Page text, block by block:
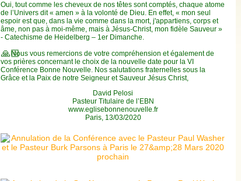
Oui, tout comme les cheveux de nos têtes sont comptés, chaque atome
de l’Univers dit « amen » à la volonté de Dieu. En effet, « mon seul
espoir est que, dans la vie comme dans la mort, j'appartiens, corps et
âme, non pas à moi-même, mais à Jésus-Christ, mon fidèle Sauveur »
- Catechisme de Heidelberg – 1er Dimanche.
🙏🏻Nous vous remercions de votre compréhension et également de
vos prières concernant le choix de la nouvelle date pour la VI
Conférence Bonne Nouvelle. Nos salutations fraternelles sous la
Grâce et la Paix de notre Seigneur et Sauveur Jésus Christ,
David Pelosi
Pasteur Titulaire de l’EBN
www.eglisebonnenouvelle.fr
Paris, 13/03/2020